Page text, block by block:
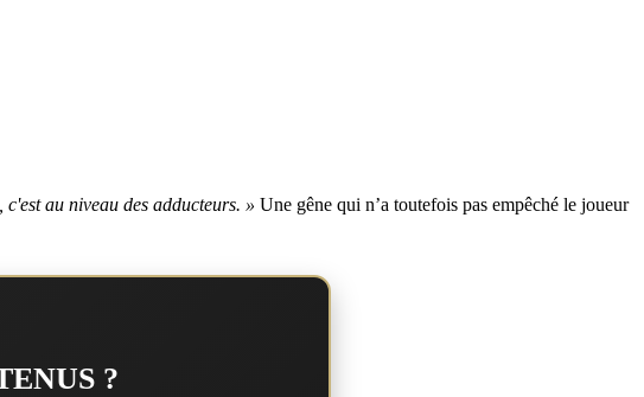
au niveau des adducteurs. » Une gêne qui n’a toutefois pas empêché le joueur
?